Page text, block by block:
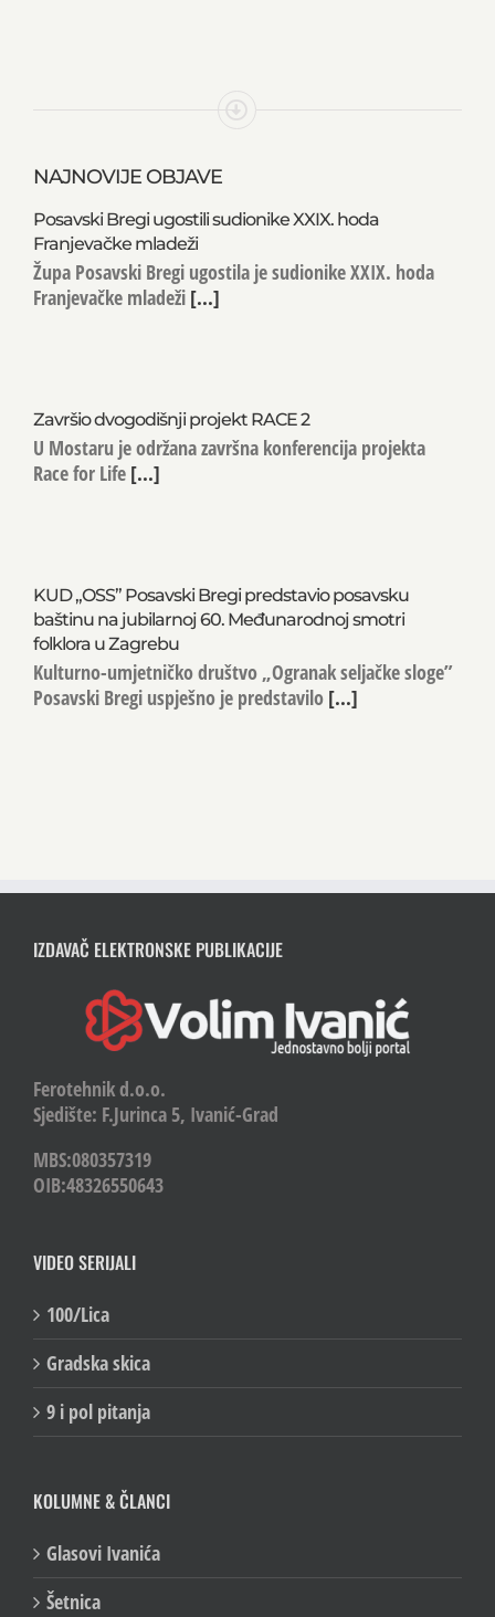
NAJNOVIJE OBJAVE
Posavski Bregi ugostili sudionike XXIX. hoda
Franjevačke mladeži
Župa Posavski Bregi ugostila je sudionike XXIX. hoda
Franjevačke mladeži [...]
Završio dvogodišnji projekt RACE 2
U Mostaru je održana završna konferencija projekta
Race for Life [...]
KUD „OSS” Posavski Bregi predstavio posavsku
baštinu na jubilarnoj 60. Međunarodnoj smotri
folklora u Zagrebu
Kulturno-umjetničko društvo „Ogranak seljačke sloge”
Posavski Bregi uspješno je predstavilo [...]
IZDAVAČ ELEKTRONSKE PUBLIKACIJE
Ferotehnik d.o.o.
Sjedište: F.Jurinca 5, Ivanić-Grad
MBS:080357319
OIB:48326550643
VIDEO SERIJALI
100/Lica
Gradska skica
9 i pol pitanja
KOLUMNE & ČLANCI
Glasovi Ivanića
Šetnica